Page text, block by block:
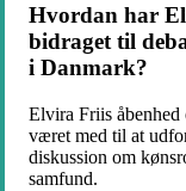
Hvordan har
bidraget til
i Danmark?
Elvira Friis
været med til at
diskussion om
samfund.